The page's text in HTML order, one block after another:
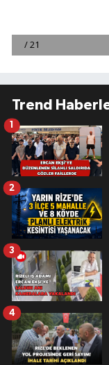
Trend
1
2
3
4